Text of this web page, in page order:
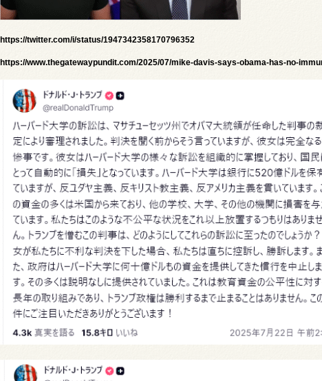
https://twitter.com/i/status/1947342358170796352
https://www.thegatewaypundit.com/2025/07/mike-davis-says-obama-has-no-